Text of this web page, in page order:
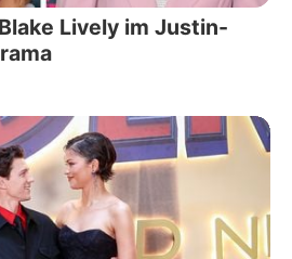
Lively im Justin-